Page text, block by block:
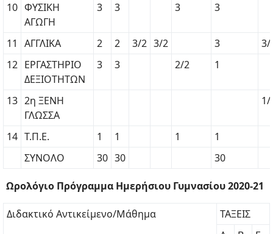
10 ΦΥΣΙΚΗ
ΑΓΩΓΗ
3 3 3 3
11 ΑΓΓΛΙΚΑ 2 2 3/2 3/2 3
3/
12 ΕΡΓΑΣΤΗΡΙΟ
ΔΕΞΙΟΤΗΤΩΝ
3 3 2/2 1
13 2η ΞΕΝΗ
ΓΛΩΣΣΑ
1/
14 Τ.Π.Ε. 1 1 1
1
ΣΥΝΟΛΟ
30 30 30
Ωρολόγιο Πρόγραμμα Ημερήσιου Γυμνασίου 2020-21
Διδακτικό Αντικείμενο/Μάθημα
ΤΑΞΕΙΣ